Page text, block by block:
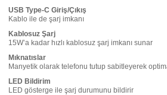
USB Type-C Giriş/Çıkış
Kablo ile de şarj imkanı
Kablosuz Şarj
15W’a kadar hızlı kablosuz şarj imkanı sunar
Mıknatıslar
Manyetik olarak telefonu tutup sabitleyerek
LED Bildirim
LED gösterge ile şarj durumunu bildirir